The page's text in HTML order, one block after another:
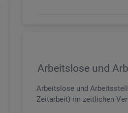
Arbeitslose und
Arbeitslose und
Zeitarbeit) im zeitlichen